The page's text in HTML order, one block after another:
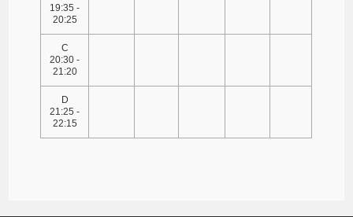
19:35 -
20:25
C
20:30 -
21:20
D
21:25 -
22:15